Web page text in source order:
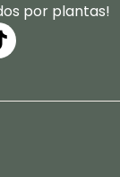
por plantas!